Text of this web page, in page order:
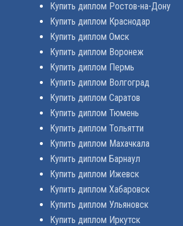
Купить диплом Ростов-на-Дону
Купить диплом Краснодар
Купить диплом Омск
Купить диплом Воронеж
Купить диплом Пермь
Купить диплом Волгоград
Купить диплом Саратов
Купить диплом Тюмень
Купить диплом Тольятти
Купить диплом Махачкала
Купить диплом Барнаул
Купить диплом Ижевск
Купить диплом Хабаровск
Купить диплом Ульяновск
Купить диплом Иркутск